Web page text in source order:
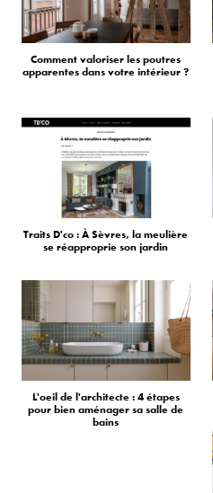
Comment valoriser les poutres
apparentes dans votre intérieur ?
Traits D'co : À Sèvres, la meulière
se réapproprie son jardin
L'oeil de l'architecte : 4 étapes
pour bien aménager sa salle de
bains